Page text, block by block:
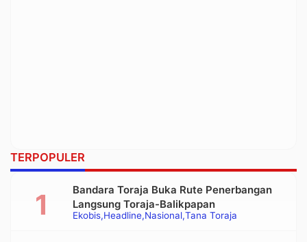
TERPOPULER
Ekobis Headline Nasional Tana Toraja
Bandara Toraja Buka Rute Penerbangan
Langsung Toraja-Balikpapan